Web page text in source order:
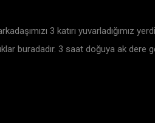
3 katırı yuvarladığımız
buradadır. 3 saat doğuya ak